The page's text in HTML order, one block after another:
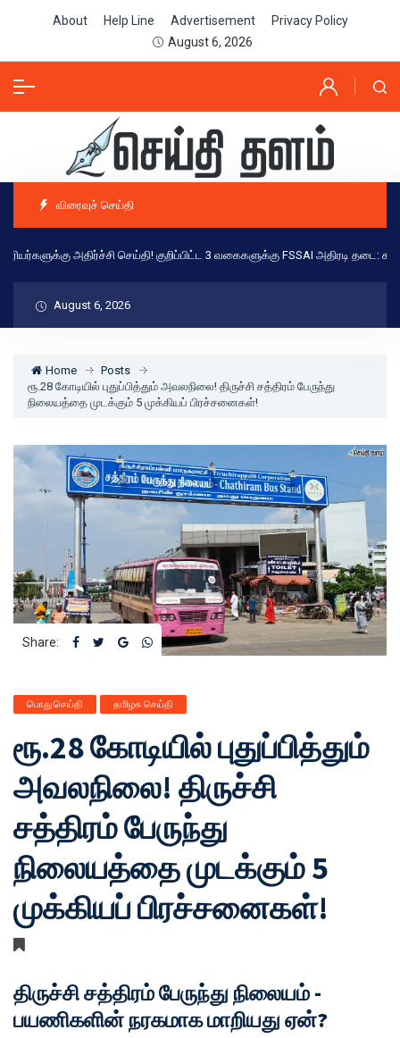
About Help Line Advertisement
Privacy Policy
August 6, 2026
விரைவுச் செய்தி
அதிர்ச்சி செய்தி! குறிப்பிட்ட 3 வகைகளுக்கு FSSAI அதிரடி தடை:
August 6, 2026
Home
Posts
ரூ.28 கோடியில் புதுப்பித்தும் அவலநிலை! திருச்சி சத்திரம் பேருந்து
நிலையத்தை முடக்கும் 5 முக்கியப் பிரச்சனைகள்!
Share:
பொது செய்தி தமிழக செய்தி
ரூ.28 கோடியில் புதுப்பித்தும்
அவலநிலை! திருச்சி
சத்திரம் பேருந்து
நிலையத்தை முடக்கும் 5
முக்கியப் பிரச்சனைகள்!
திருச்சி சத்திரம் பேருந்து நிலையம் -
பயணிகளின் நரகமாக மாறியது ஏன்?